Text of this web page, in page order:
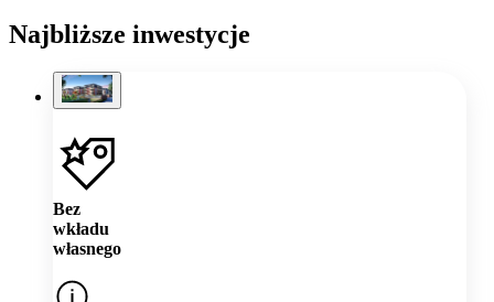
Najbliższe inwestycje
Bez
wkładu
własnego